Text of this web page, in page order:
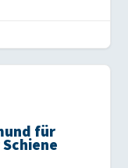
für